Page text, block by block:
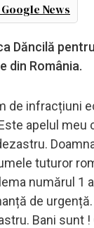
News
Dăncilă
din România.
de infracțiuni
apelul
tuturor
numărul 1
de
Bani sunt